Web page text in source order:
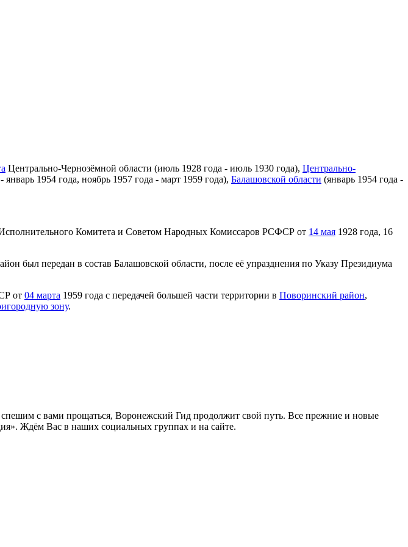
Центрально-Чернозёмной области (июль 1928 года - июль 1930 года), Центрально-
1954 года, ноябрь 1957 года - март 1959 года), Балашовской области (январь 1954 года -
Исполнительного Комитета и Советом Народных Комиссаров РСФСР от 14 мая 1928 года, 16
был передан в состав Балашовской области, после её упразднения по Указу Президиума
от 04 марта 1959 года с передачей большей части территории в Поворинский район,
зону.
с вами прощаться, Воронежский Гид продолжит свой путь. Все прежние и новые
Ждём Вас в наших социальных группах и на сайте.